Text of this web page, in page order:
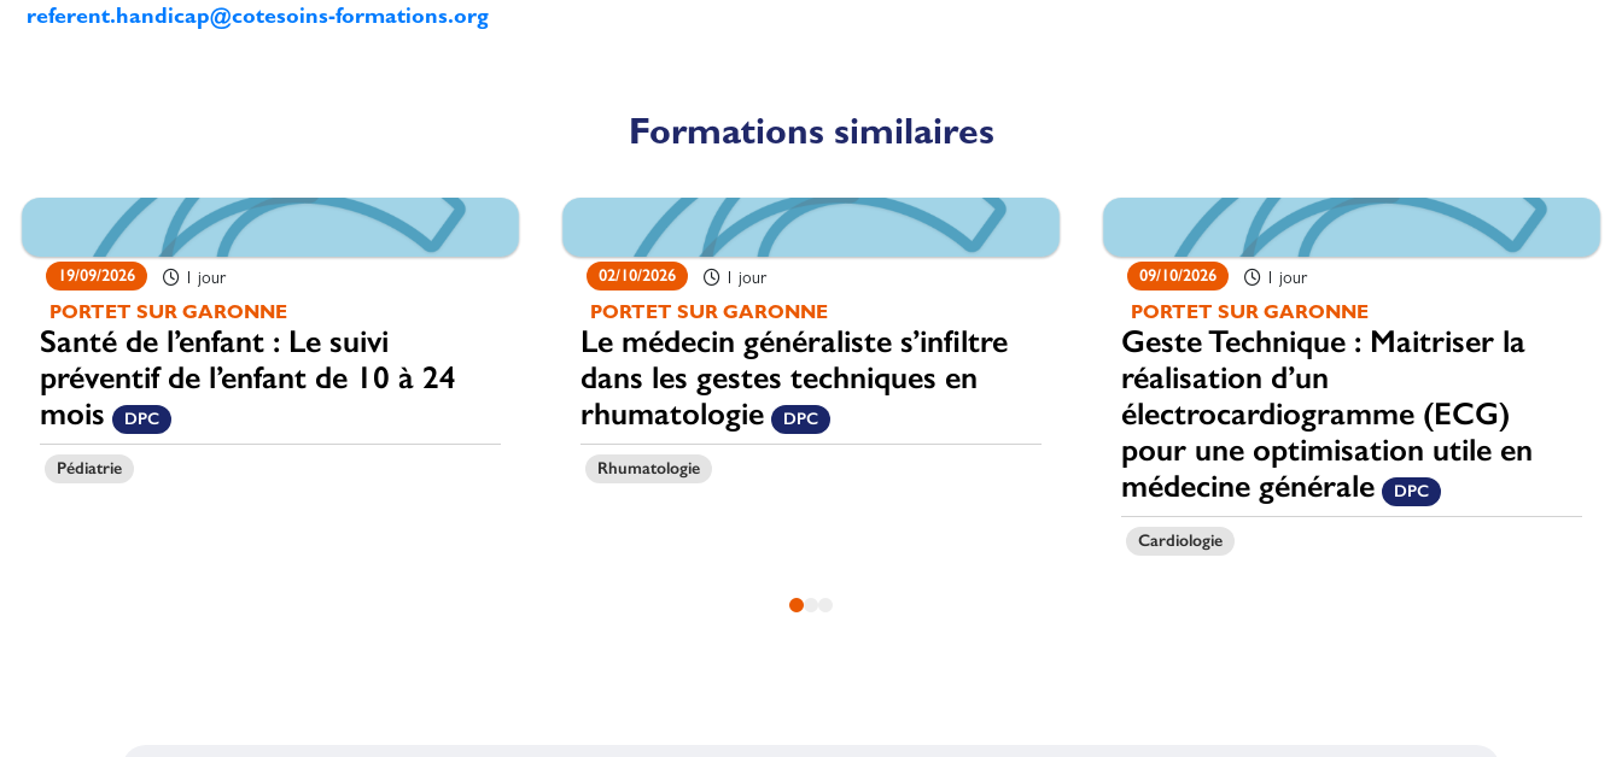
referent.handicap@cotesoins-formations.org
Formations similaires
19/09/2026 1 jour
PORTET SUR GARONNE
Santé de l’enfant : Le suivi
préventif de l’enfant de 10 à 24
mois
DPC
Pédiatrie
02/10/2026 1 jour
PORTET SUR GARONNE
Le médecin généraliste s’infiltre
dans les gestes techniques en
rhumatologie
DPC
Rhumatologie
09/10/2026 1 jour
PORTET SUR GARONNE
Geste Technique : Maitriser la
réalisation d’un
électrocardiogramme (ECG)
pour une optimisation utile en
médecine générale
DPC
Cardiologie